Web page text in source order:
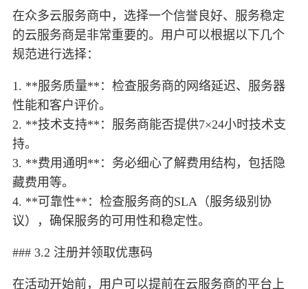
在众多云服务商中，选择一个信誉良好、服务稳定
的云服务商是非常重要的。用户可以根据以下几个
规范进行选择：
1. **服务质量**：检查服务商的网络延迟、服务器
性能和客户评价。
2. **技术支持**：服务商能否提供7×24小时技术支
持。
3. **费用通明**：务必细心了解费用结构，包括隐
藏费用等。
4. **可靠性**：检查服务商的SLA（服务级别协
议），确保服务的可用性和稳定性。
### 3.2 注册并领取优惠码
在活动开始前，用户可以提前在云服务商的平台上